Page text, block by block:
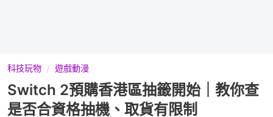
科技玩物 遊戲動漫
Switch 2預購香港區抽籤開始｜教你查
是否合資格抽機、取貨有限制